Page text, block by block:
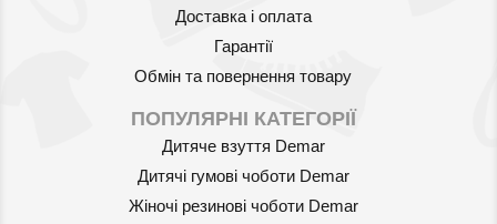
Доставка і оплата
Гарантії
Обмін та повернення товару
ПОПУЛЯРНІ КАТЕГОРІЇ
Дитяче взуття Demar
Дитячі гумові чоботи Demar
Жіночі резинові чоботи Demar